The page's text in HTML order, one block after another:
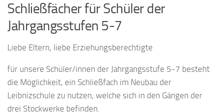
Schließfächer für Schüler der
Jahrgangsstufen 5-7
Liebe Eltern, liebe Erziehungsberechtigte
für unsere Schüler/innen der Jahrgangsstufe 5-7 besteht
die Möglichkeit, ein Schließfach im Neubau der
Leibnizschule zu nutzen, welche sich in den Gängen der
drei Stockwerke befinden.